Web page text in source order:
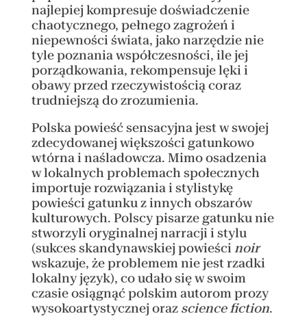
najlepiej kompresuje doświadczenie
chaotycznego, pełnego zagrożeń i
niepewności świata, jako narzędzie nie
tyle poznania współczesności, ile jej
porządkowania, rekompensuje lęki i
obawy przed rzeczywistością coraz
trudniejszą do zrozumienia.
Polska powieść sensacyjna jest w swojej
zdecydowanej większości gatunkowo
wtórna i naśladowcza. Mimo osadzenia
w lokalnych problemach społecznych
importuje rozwiązania i stylistykę
powieści gatunku z innych obszarów
kulturowych. Polscy pisarze gatunku nie
stworzyli oryginalnej narracji i stylu
(sukces skandynawskiej powieści noir
wskazuje, że problemem nie jest rzadki
lokalny język), co udało się w swoim
czasie osiągnąć polskim autorom prozy
wysokoartystycznej oraz science fiction.